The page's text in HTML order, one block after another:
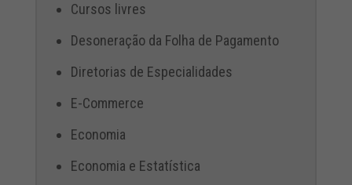
Cursos livres
Desoneração da Folha de Pagamento
Diretorias de Especialidades
E-Commerce
Economia
Economia e Estatística